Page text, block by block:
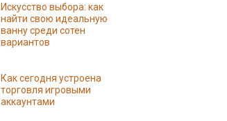
Искусство выбора: как
найти свою идеальную
ванну среди сотен
вариантов
Как сегодня устроена
торговля игровыми
аккаунтами